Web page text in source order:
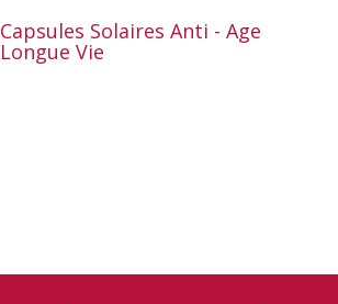
Capsules Solaires Anti - Age
Longue Vie